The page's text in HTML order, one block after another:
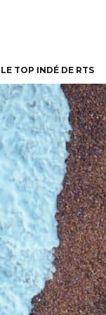
LE TOP INDÉ DE RTS